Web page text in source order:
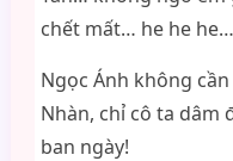
chết mất… he he
Ngọc Ánh không
Nhàn, chỉ cô ta dâm
ban ngày!